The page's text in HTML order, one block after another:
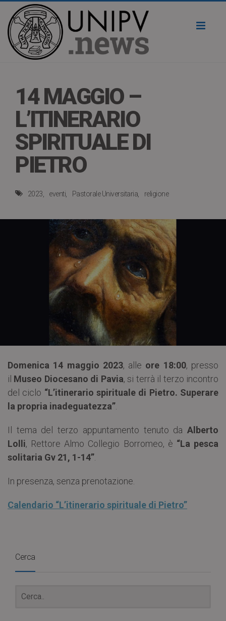
14 MAGGIO –
L’ITINERARIO
SPIRITUALE DI
PIETRO
2023 eventi Pastorale Universitaria religione
Domenica 14 maggio 2023, alle ore 18:00, presso
il Museo Diocesano di Pavia, si terrà il terzo incontro
del ciclo “L’itinerario spirituale di Pietro. Superare
la propria inadeguatezza”
Il tema del terzo appuntamento tenuto da Alberto
Lolli, Rettore Almo Collegio Borromeo, è “La pesca
solitaria Gv 21, 1-14”
In presenza, senza prenotazione.
Calendario “L’itinerario spirituale di Pietro”
Cerca